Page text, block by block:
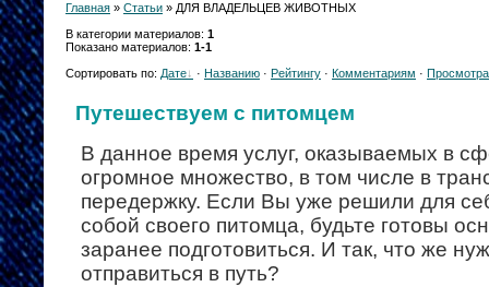
Главная » Статьи » ДЛЯ ВЛАДЕЛЬЦЕВ ЖИВОТНЫХ
В категории материалов: 1
Показано материалов: 1-1
Сортировать по: Дате · Названию · Рейтингу · Комментариям ·
Путешествуем с питомцем
В данное время услуг, оказываемых в
огромное множество, в том числе в
передержку. Если Вы уже решили для
собой своего питомца, будьте готовы
заранее подготовиться. И так, что же
отправиться в путь?